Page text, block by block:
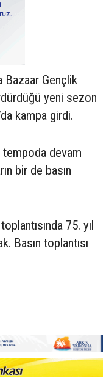
Bazaar Gençlik
yeni sezon
kampa girdi.
tempoda devam
bir de basın
75. yıl
Basın toplantısı